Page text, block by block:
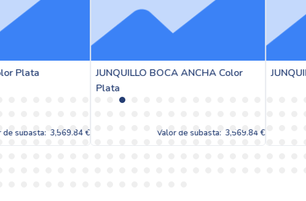
JUNQUILLO BOCA ANCHA Color
Valor de subasta: 3,569.84 €
JUNQUILLOS Color Verde
Valor de subasta: